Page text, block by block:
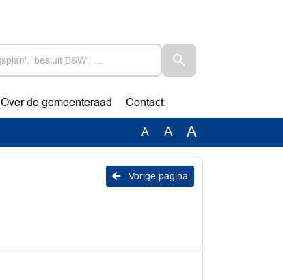
Over de gemeenteraad Contact
A A A
Vorige pagina